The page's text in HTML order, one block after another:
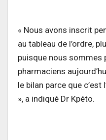
« Nous avons inscrit
au tableau de l’ordre,
puisque nous sommes
pharmaciens
le bilan parce que c’est
», a indiqué Dr Kpéto.